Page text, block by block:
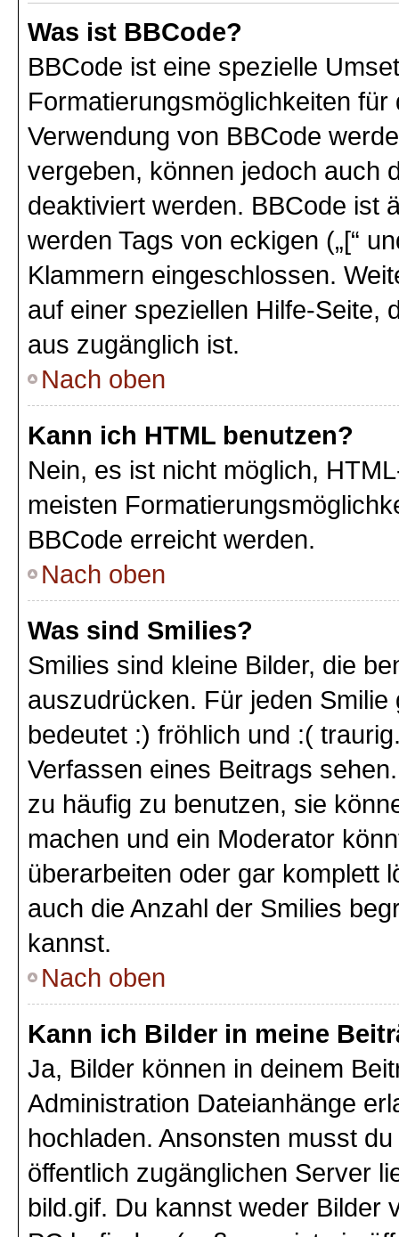
Was ist BBCode?
BBCode ist eine spezielle
Formatierungsmöglichkeiten
Verwendung von BBCode
vergeben, können jedoch auch
deaktiviert werden. BBCode ist
werden Tags von eckigen („[“
Klammern eingeschlossen.
auf einer speziellen Hilfe-Seite,
aus zugänglich ist.
Nach oben
Kann ich HTML benutzen?
Nein, es ist nicht möglich,
meisten
BBCode erreicht werden.
Nach oben
Was sind Smilies?
Smilies sind kleine Bilder, die
auszudrücken. Für jeden
bedeutet :) fröhlich und :(
Verfassen eines Beitrags
zu häufig zu benutzen, sie
machen und ein Moderator
überarbeiten oder gar komplett
auch die Anzahl der Smilies
kannst.
Nach oben
Kann ich Bilder in meine
Ja, Bilder können in deinem
Administration Dateianhänge
hochladen. Ansonsten musst
öffentlich zugänglichen Server
bild.gif. Du kannst weder Bilder